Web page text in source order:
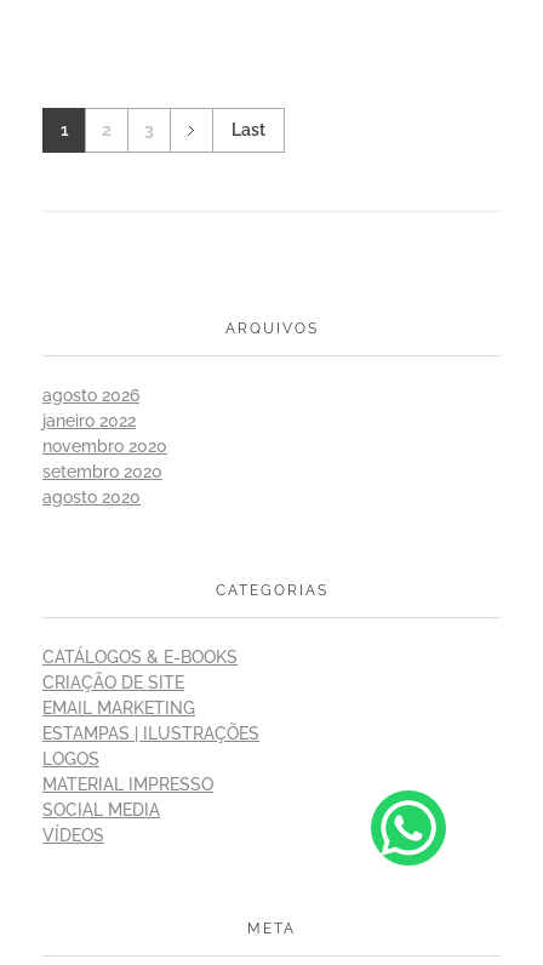
1 2 3 Last
ARQUIVOS
agosto 2026
janeiro 2022
novembro 2020
setembro 2020
agosto 2020
CATEGORIAS
CATÁLOGOS & E-BOOKS
CRIAÇÃO DE SITE
EMAIL MARKETING
ESTAMPAS | ILUSTRAÇÕES
LOGOS
MATERIAL IMPRESSO
SOCIAL MEDIA
VÍDEOS
META